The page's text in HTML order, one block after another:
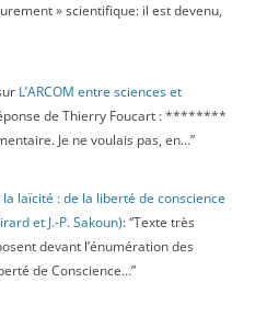
» scientifique: il est devenu,
L’ARCOM entre sciences et
de Thierry Foucart : ********
Je ne voulais pas, en…”
laïcité : de la liberté de conscience
et J.-P. Sakoun): “Texte très
devant l’énumération des
de Conscience…”